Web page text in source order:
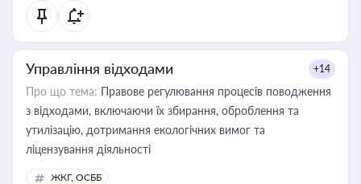
статусу суб'єктів оціночної діяльності
Управління відходами +14
Про що тема: Правове регулювання процесів поводження
з відходами, включаючи їх збирання, оброблення та
утилізацію, дотримання екологічних вимог та
ліцензування діяльності
ЖКГ, ОСББ